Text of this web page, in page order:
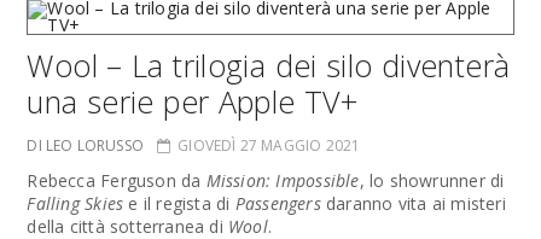
Wool – La trilogia dei silo diventerà
una serie per Apple TV+
DI LEO LORUSSO GIOVEDÌ 27 MAGGIO 2021
Rebecca Ferguson da Mission: Impossible, lo showrunner di
Falling Skies e il regista di Passengersdaranno vita ai misteri
della città sotterranea di Wool.